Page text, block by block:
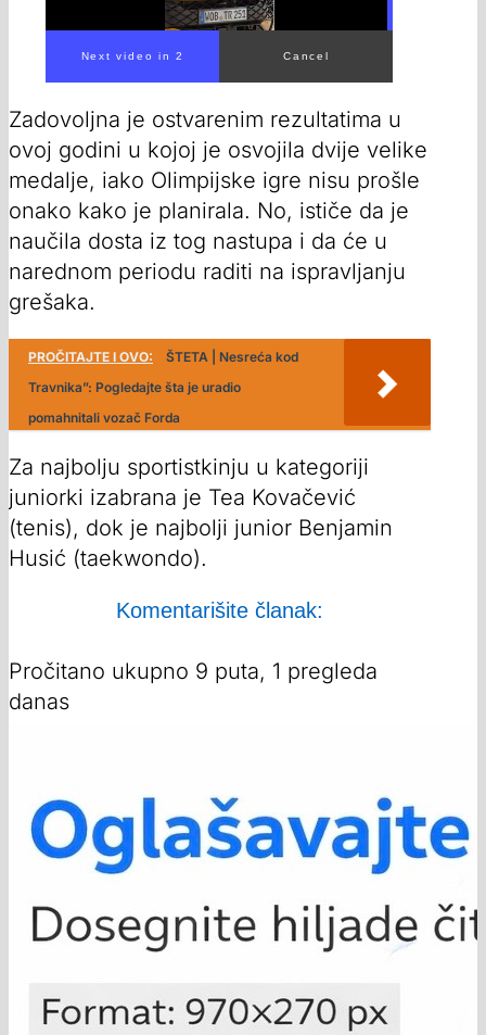
Zadovoljna je ostvarenim rezultatima u
ovoj godini u kojoj je osvojila dvije velike
medalje, iako Olimpijske igre nisu prošle
onako kako je planirala. No, ističe da je
naučila dosta iz tog nastupa i da će u
narednom periodu raditi na ispravljanju
grešaka.
PROČITAJTE I OVO:
ŠTETA | Nesreća kod
Travnika”: Pogledajte šta je uradio
pomahnitali vozač Forda
Za najbolju sportistkinju u kategoriji
juniorki izabrana je Tea Kovačević
(tenis), dok je najbolji junior Benjamin
Husić (taekwondo).
Komentarišite članak:
Pročitano ukupno 9 puta, 1 pregleda
danas